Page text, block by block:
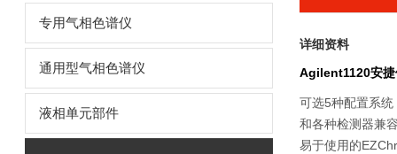
专用气相色谱仪
通用型气相色谱仪
液相单元部件
详细资料
Agilent1120安捷
可选5种配置系
和各种检测器兼
易于使用的